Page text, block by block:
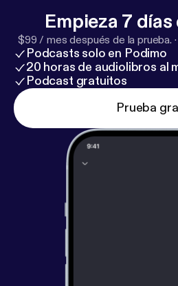
Empieza 7
$99 / mes después de la prueba. ·
Podcasts solo en Podimo
20 horas de audiolibros al
Podcast gratuitos
Prueba